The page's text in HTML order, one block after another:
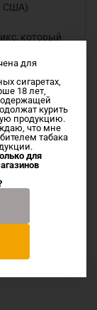
США)
который
для
сигаретах,
18 лет,
курить
продукцию.
что мне
табака
для